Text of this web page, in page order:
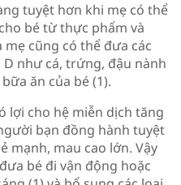
tuyệt hơn khi mẹ có thể
bé từ thực phẩm và
cũng có thể đưa các
như cá, trứng, đậu nành
ăn của bé (1).​
lợi cho hệ miễn dịch tăng
bạn đồng hành tuyệt
mạnh, mau cao lớn. Vậy
bé đi vận động hoặc